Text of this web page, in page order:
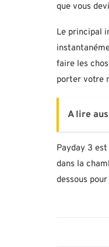
que vous
Le principal
faire les
porter votre
A lire
Payday 3
dans la
dessous